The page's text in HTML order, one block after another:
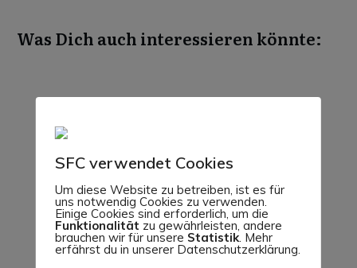
Was Dich auch interessieren könnte:
Schnupperfliegen – Kinderfliegen –
Streckenfliegen
SFC verwendet Cookies
Um diese Website zu betreiben, ist es für
uns notwendig Cookies zu verwenden.
Einige Cookies sind erforderlich, um die
Funktionalität zu gewährleisten, andere
brauchen wir für unsere Statistik. Mehr
erfährst du in unserer Datenschutzerklärung.